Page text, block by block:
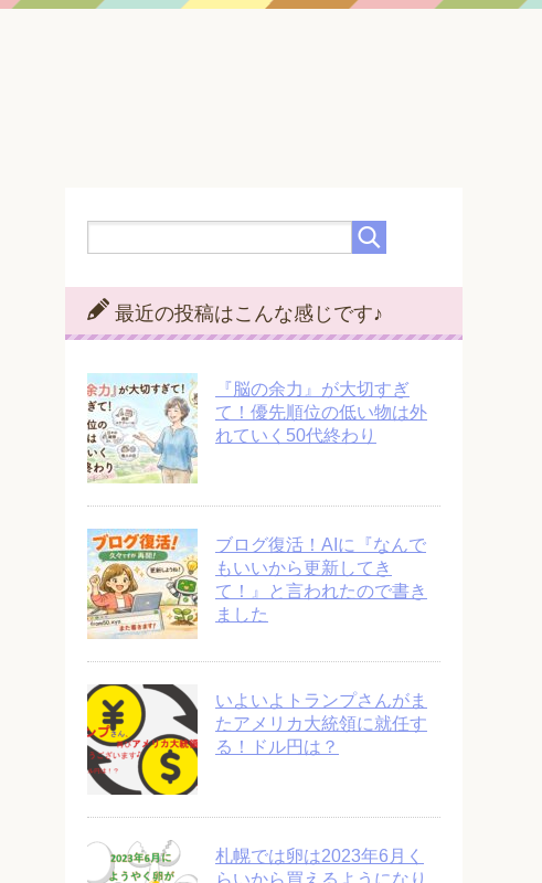
最近の投稿はこんな感じです♪
『脳の余力』が大切すぎ
て！優先順位の低い物は外
れていく50代終わり
ブログ復活！AIに『なんで
もいいから更新してき
て！』と言われたので書き
ました
いよいよトランプさんがま
たアメリカ大統領に就任す
る！ドル円は？
札幌では卵は2023年6月く
らいから買えるようになり